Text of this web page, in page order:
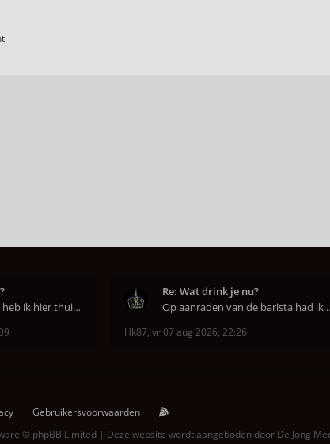
Aha. De purple Rain heb ik hier thuis ook op de mo
Re: Wat drink je nu?
Op aanraden
Hk87, vr 07 aug 2026, 22:26
Gebruikersvoorwaarden
© phpBB Limited | Deze website wordt aangeboden door De Jong